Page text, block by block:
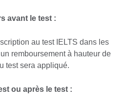
avant le test :
au test IELTS dans les
remboursement à hauteur de
test sera appliqué.
ou après le test :